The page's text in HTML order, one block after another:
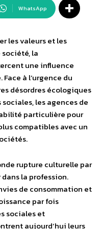
WhatsApp
les valeurs et les
la
une influence
à l’urgence du
désordres écologiques
les agences de
particulière pour
compatibles avec un
rupture culturelle par
la profession.
de consommation et
par fois
sociales et
aujourd’hui leurs